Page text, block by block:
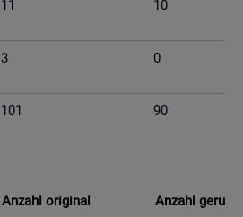
11 10
3 0
101 90
An­zahl ori­gi­nal An­zahl